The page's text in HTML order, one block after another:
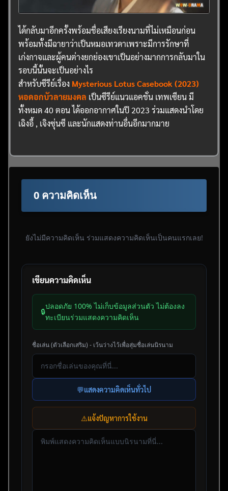
ได้กลับมาอีกครั้งพร้อมชื่อเสียงเรียงนามที่ไม่เหมือนก่อน
พร้อมทั้งมีฉายาว่าเป็นหมอเทวดาเพราะมีการรักษาที่
เก่งกาจและผู้คนต่างยกย่องเขาเป็นอย่างมากการกลับมาใน
รอบนี้นั้นจะเป็นอย่างไร
สำหรับซีรีย์เรื่อง Mysterious Lotus Casebook (2023)
หอดอกบัวลายมงคล เป็นซีรีย์แนวแอคชั่น เทพเซียน มี
ทั้งหมด 40 ตอน ได้ออกอากาศในปี 2023 ร่วมแสดงนำโดย
เฉิงอี้ , เจิงซุ่นซี และนักแสดงท่านอื่นอีกมากมาย
0 ความคิดเห็น
ยังไม่มีความคิดเห็น ร่วมแสดงความคิดเห็นเป็นคนแรกเลย!
เขียนความคิดเห็น
🔒
ปลอดภัย 100% ไม่เก็บข้อมูลส่วนตัว ไม่ต้องลง
ทะเบียนร่วมแสดงความคิดเห็น
ชื่อเล่น (ตัวเลือกเสริม) - เว้นว่างไว้เพื่อสุ่มชื่อเล่นนิรนาม
💬แสดงความคิดเห็นทั่วไป
⚠️แจ้งปัญหาการใช้งาน